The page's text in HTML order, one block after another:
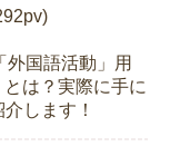
国語活動」用
は？実際に手に
します！